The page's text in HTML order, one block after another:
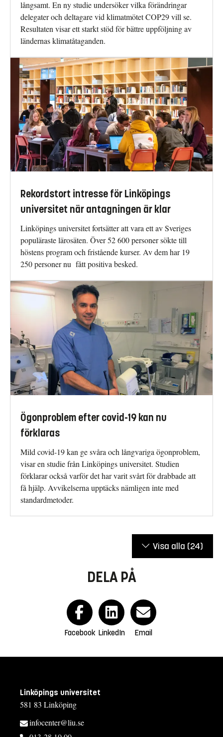
långsamt. En ny studie undersöker vilka förändringar
delegater och deltagare vid klimatmötet COP29 vill se.
Resultaten visar ett starkt stöd för bättre uppföljning av
ländernas klimatåtaganden.
Rekordstort intresse för Linköpings
universitet när antagningen är klar
Linköpings universitet fortsätter att vara ett av Sveriges
populäraste lärosäten. Över 52 600 personer sökte till
höstens program och fristående kurser. Av dem har 19
250 personer nu fått positiva besked.
Ögonproblem efter covid-19 kan nu
förklaras
Mild covid-19 kan ge svåra och långvariga ögonproblem,
visar en studie från Linköpings universitet. Studien
förklarar också varför det har varit svårt för drabbade att
få hjälp. Avvikelserna upptäcks nämligen inte med
standardmetoder.
Visa alla (24)
DELA PÅ
Facebook LinkedIn Email
Linköpings universitet
581 83 Linköping
infocenter@liu.se